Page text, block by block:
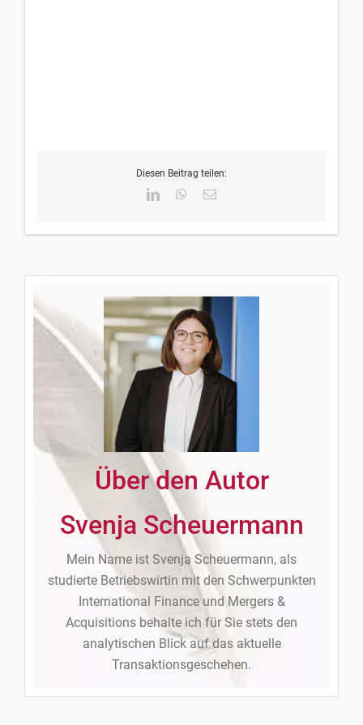
Diesen Beitrag teilen:
LinkedInWhatsApp
E-
Über den Autor
Svenja Scheuermann
Mein Name ist Svenja Scheuermann, als
studierte Betriebswirtin mit den Schwerpunkten
International Finance und Mergers &
Acquisitions behalte ich für Sie stets den
analytischen Blick auf das aktuelle
Transaktionsgeschehen.